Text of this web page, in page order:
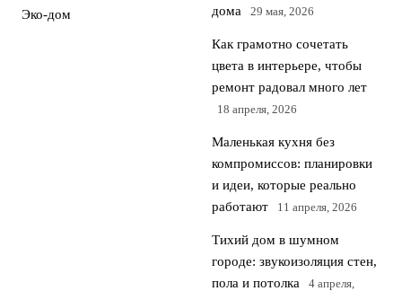
Эко-дом
дома
29 мая, 2026
Как грамотно сочетать
цвета в интерьере, чтобы
ремонт радовал много лет
18 апреля, 2026
Маленькая кухня без
компромиссов: планировки
и идеи, которые реально
работают
11 апреля, 2026
Тихий дом в шумном
городе: звукоизоляция стен,
пола и потолка
4 апреля,